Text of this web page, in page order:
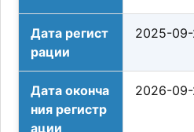
Дата регист
рации
2025-09-
Дата оконча
ния регистр
ации
2026-09-